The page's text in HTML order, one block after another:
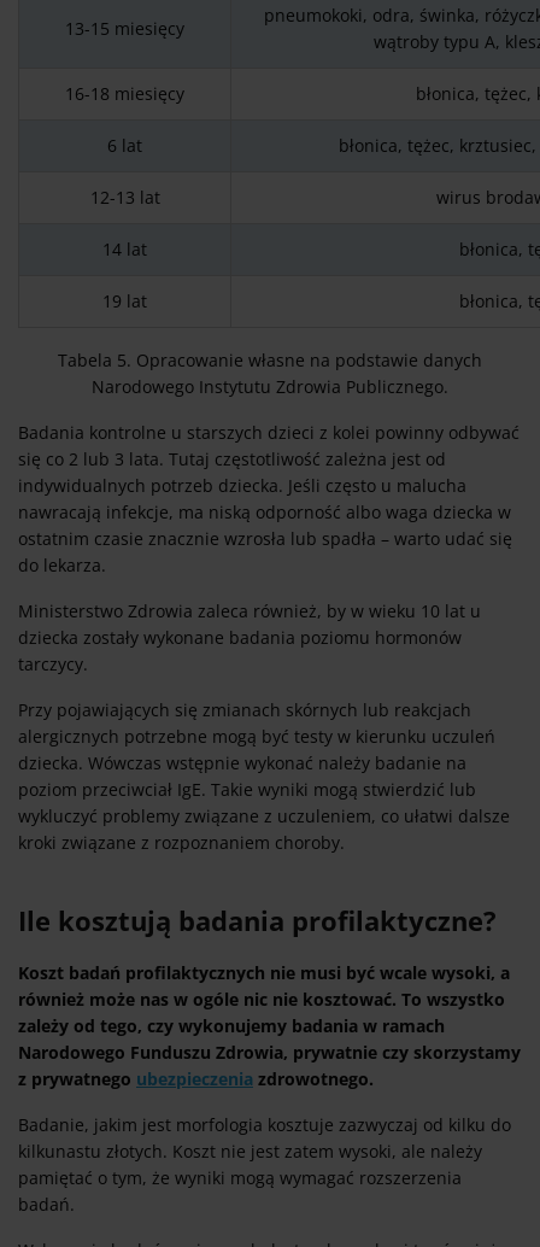
13-15 miesięcy
pneumokoki, odra, świnka,
wątroby typu A,
16-18 miesięcy błonica,
6 lat błonica, tężec,
12-13 lat wirus
14 lat błonica,
19 lat błonica,
Tabela 5. Opracowanie własne na podstawie danych
Narodowego Instytutu Zdrowia Publicznego.
Badania kontrolne u starszych dzieci z kolei powinny odbywać
się co 2 lub 3 lata. Tutaj częstotliwość zależna jest od
indywidualnych potrzeb dziecka. Jeśli często u malucha
nawracają infekcje, ma niską odporność albo waga dziecka w
ostatnim czasie znacznie wzrosła lub spadła – warto udać się
do lekarza.
Ministerstwo Zdrowia zaleca również, by w wieku 10 lat u
dziecka zostały wykonane badania poziomu hormonów
tarczycy.
Przy pojawiających się zmianach skórnych lub reakcjach
alergicznych potrzebne mogą być testy w kierunku uczuleń
dziecka. Wówczas wstępnie wykonać należy badanie na
poziom przeciwciał IgE. Takie wyniki mogą stwierdzić lub
wykluczyć problemy związane z uczuleniem, co ułatwi dalsze
kroki związane z rozpoznaniem choroby.
Ile kosztują badania profilaktyczne?
Koszt badań profilaktycznych nie musi być wcale wysoki, a
również może nas w ogóle nic nie kosztować. To wszystko
zależy od tego, czy wykonujemy badania w ramach
Narodowego Funduszu Zdrowia, prywatnie czy skorzystamy
z prywatnego ubezpieczenia zdrowotnego.
Badanie, jakim jest morfologia kosztuje zazwyczaj od kilku do
kilkunastu złotych. Koszt nie jest zatem wysoki, ale należy
pamiętać o tym, że wyniki mogą wymagać rozszerzenia
badań.